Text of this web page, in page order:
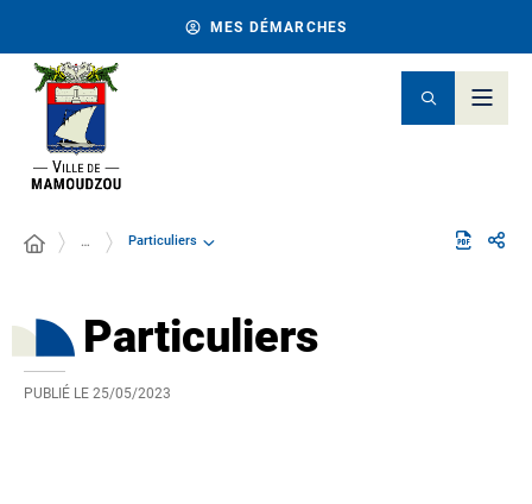
MES DÉMARCHES
… Particuliers
Particuliers
PUBLIÉ LE 25/05/2023